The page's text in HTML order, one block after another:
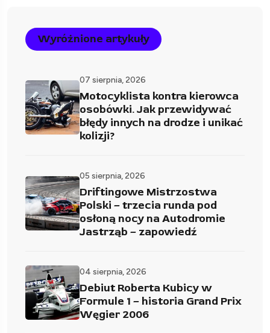
Wyróżnione artykuły
07 sierpnia, 2026
Motocyklista kontra kierowca
osobówki. Jak przewidywać
błędy innych na drodze i unikać
kolizji?
05 sierpnia, 2026
Driftingowe Mistrzostwa
Polski – trzecia runda pod
osłoną nocy na Autodromie
Jastrząb – zapowiedź
04 sierpnia, 2026
Debiut Roberta Kubicy w
Formule 1 – historia Grand Prix
Węgier 2006